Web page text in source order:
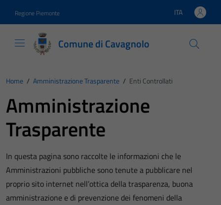
Regione Piemonte Lingua attiva:
ITA
Comune di Cavagnolo
Home / Amministrazione Trasparente / Enti Controllati
Amministrazione
Trasparente
In questa pagina sono raccolte le informazioni che le
Amministrazioni pubbliche sono tenute a pubblicare nel
proprio sito internet nell’ottica della trasparenza, buona
amministrazione e di prevenzione dei fenomeni della